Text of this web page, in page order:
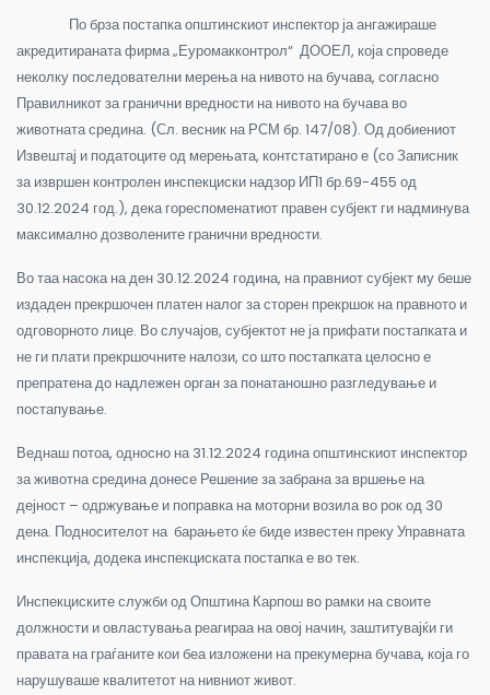
По брза постапка општинскиот инспектор ја ангажираше
акредитираната фирма „Еуромакконтрол“ ДООЕЛ, која спроведе
неколку последователни мерења на нивото на бучава, согласно
Правилникот за гранични вредности на нивото на бучава во
животната средина. (Сл. весник на РСМ бр. 147/08). Од добиениот
Извештај и податоците од мерењата, контстатирано е (со Записник
за извршен контролен инспекциски надзор ИП1 бр.69-455 од
30.12.2024 год.), дека гореспоменатиот правен субјект ги надминува
максимално дозволените гранични вредности.
Во таа насока на ден 30.12.2024 година, на правниот субјект му беше
издаден прекршочен платен налог за сторен прекршок на правното и
одговорното лице. Во случајов, субјектот не ја прифати постапката и
не ги плати прекршочните налози, со што постапката целосно е
препратена до надлежен орган за понатаношно разгледување и
постапување.
Веднаш потоа, односно на 31.12.2024 година општинскиот инспектор
за животна средина донесе Решение за забрана за вршење на
дејност – одржување и поправка на моторни возила во рок од 30
дена. Подносителот на барањето ќе биде известен преку Управната
инспекција, додека инспекциската постапка е во тек.
Инспекциските служби од Општина Карпош во рамки на своите
должности и овластувања реагираа на овој начин, заштитувајќи ги
правата на граѓаните кои беа изложени на прекумерна бучава, која го
нарушуваше квалитетот на нивниот живот.